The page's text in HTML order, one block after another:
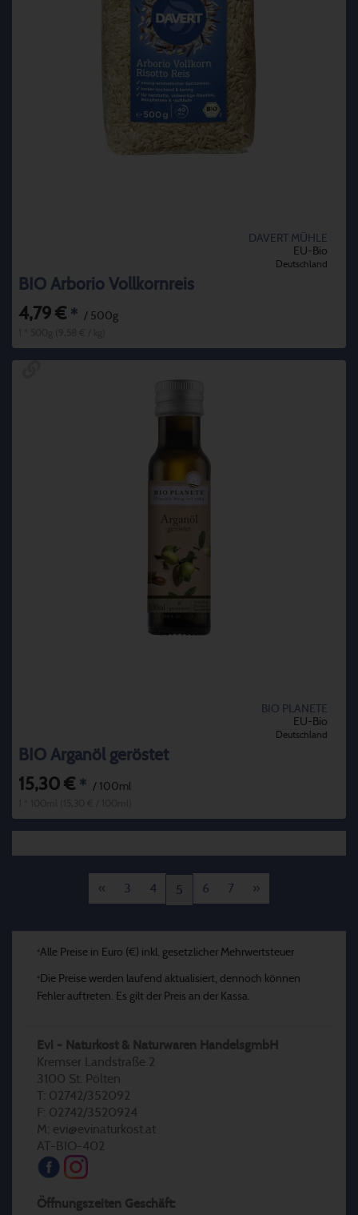
DAVERT MÜHLE
EU-Bio
Deutschland
BIO Arborio Vollkornreis
4,79 € * / 500g
BIO PLANETE
EU-Bio
Deutschland
BIO Arganöl geröstet
15,30 € * / 100ml
« 3 4 5 6 7 »
*Alle Preise in Euro (€) inkl. gesetzlicher Mehrwertsteuer
* Die Preise werden laufend aktualisiert, dennoch können
Fehler auftreten. Es gilt der Preis an der Kassa.
Evi - Naturkost & Naturwaren HandelsgmbH
Kremser Landstraße 2
3100 St. Pölten
T: 02742/352092
F: 02742/3520924
M: evi@evinaturkost.at
AT-BIO-402
Öffnungszeiten Geschäft: